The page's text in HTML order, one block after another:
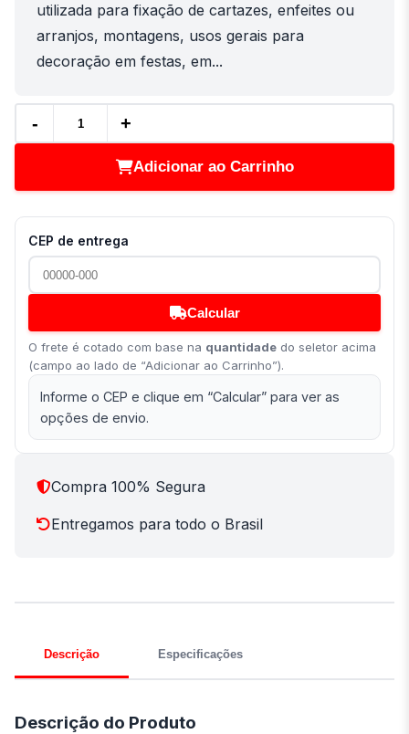
utilizada para fixação de cartazes, enfeites ou
arranjos, montagens, usos gerais para
decoração em festas, em...
- +
Adicionar ao Carrinho
CEP de entrega
Calcular
O frete é cotado com base na quantidade do seletor acima
(campo ao lado de “Adicionar ao Carrinho”).
Informe o CEP e clique em “Calcular” para ver as
opções de envio.
Compra 100% Segura
Entregamos para todo o Brasil
Descrição Especificações
Descrição do Produto